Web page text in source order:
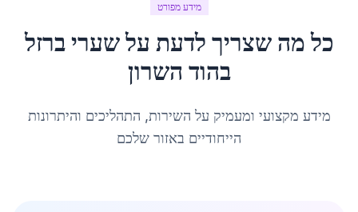
מידע מפורט
כל מה שצריך לדעת עלשערי ברזל
בהוד השרון
מידע מקצועי ומעמיק על השירות, התהליכים והיתרונות
הייחודיים באזור שלכם